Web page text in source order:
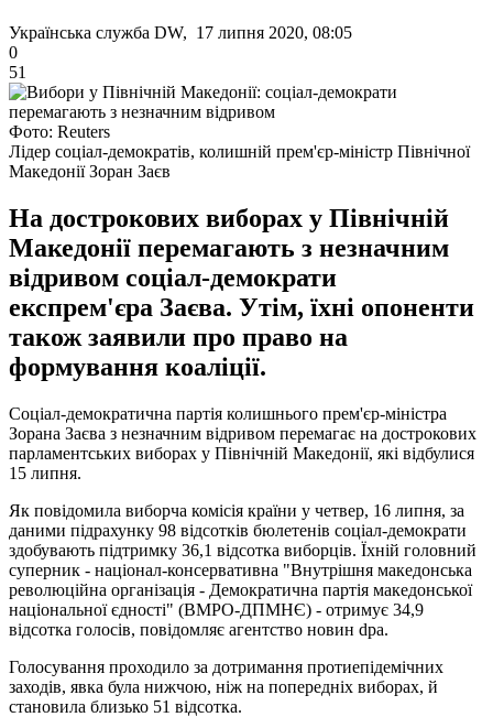
Українська служба DW, 17 липня 2020, 08:05
0
51
Фото: Reuters
Лідер соціал-демократів, колишній прем'єр-міністр Північної
Македонії Зоран Заєв
На дострокових виборах у Північній
Македонії перемагають з незначним
відривом соціал-демократи
експрем'єра Заєва. Утім, їхні опоненти
також заявили про право на
формування коаліції.
Соціал-демократична партія колишнього прем'єр-міністра
Зорана Заєва з незначним відривом перемагає на дострокових
парламентських виборах у Північній Македонії, які відбулися
15 липня.
Як повідомила виборча комісія країни у четвер, 16 липня, за
даними підрахунку 98 відсотків бюлетенів соціал-демократи
здобувають підтримку 36,1 відсотка виборців. Їхній головний
суперник - націонал-консервативна "Внутрішня македонська
революційна організація - Демократична партія македонської
національної єдності" (ВМРО-ДПМНЄ) - отримує 34,9
відсотка голосів, повідомляє агентство новин dpa.
Голосування проходило за дотримання протиепідемічних
заходів, явка була нижчою, ніж на попередніх виборах, й
становила близько 51 відсотка.